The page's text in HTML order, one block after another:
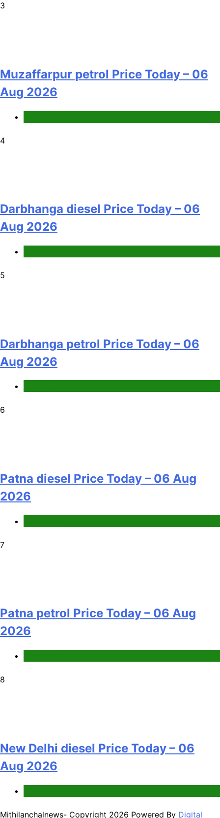
3
Muzaffarpur petrol Price Today – 06
Aug 2026
4
Darbhanga diesel Price Today – 06
Aug 2026
5
Darbhanga petrol Price Today – 06
Aug 2026
6
Patna diesel Price Today – 06 Aug
2026
7
Patna petrol Price Today – 06 Aug
2026
8
New Delhi diesel Price Today – 06
Aug 2026
Mithilanchalnews- Copyright 2026 Powered By Digital